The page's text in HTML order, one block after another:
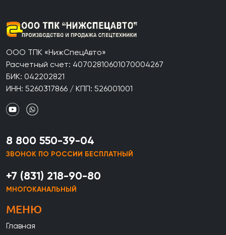
ООО ТПК «НижСпецАвто»
Расчетный счет: 40702810601070004267
БИК: 042202821
ИНН: 5260317866 / КПП: 526001001
8 800 550-39-04
ЗВОНОК ПО РОССИИ БЕСПЛАТНЫЙ
+7 (831) 218-90-80
МНОГОКАНАЛЬНЫЙ
МЕНЮ
Главная